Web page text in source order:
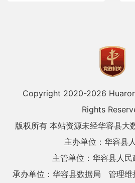
Copyright 2020-2026
Rights
版权所有 本站资源未经华容县大
主办单位：华容县
主管单位：华容县人民
承办单位：华容县数据局
管理维